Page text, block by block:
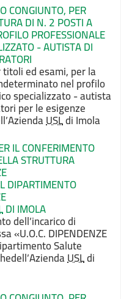
CONGIUNTO, PER
DI N. 2 POSTI A
PROFESSIONALE
- AUTISTA DI
ed esami, per la
nel profilo
specializzato - autista
per le esigenze
USLdi Imola
IL CONFERIMENTO
STRUTTURA
DIPARTIMENTO
DI IMOLA
dell’incarico di
«U.O.C. DIPENDENZE
Salute
USLdi